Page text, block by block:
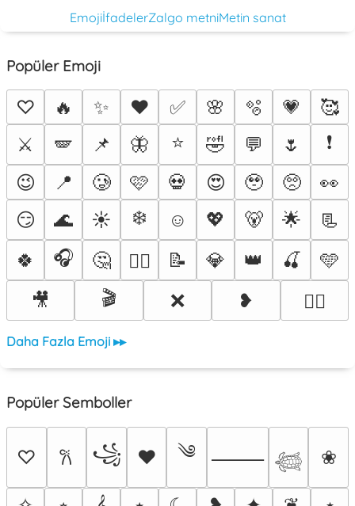
EmojiİfadelerZalgo metniMetin sanat
Popüler Emoji
♡ 🔥 ✨ ❤️ ✅ 🌸 🫧 💗
🥰
⚔️
🪽 📌 🦋 ⭐ 🤣 💬 🌷
❗
😉
📍 🥲 🩷 💀 😍 🥹 🥺
👀
😏
🌊 ☀️ ❄️ ☺️ 💖 🐻 🌟
📃
🍀
🎧 🤔 ❤️‍🔥 📝 💎 👑 🍒
🩵
🎥
🎬 ❌ ❥ 🐦‍🔥
Daha Fazla Emoji ▸▸
Popüler Semboller
♡ 𐙚 ꧁ ♥ ༄ ⸻ 𓆉 ❀